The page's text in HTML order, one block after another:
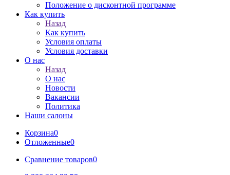
Положение о дисконтной программе
Как купить
Назад
Как купить
Условия оплаты
Условия доставки
О нас
Назад
О нас
Новости
Вакансии
Политика
Наши салоны
Корзина0
Отложенные0
Сравнение товаров0